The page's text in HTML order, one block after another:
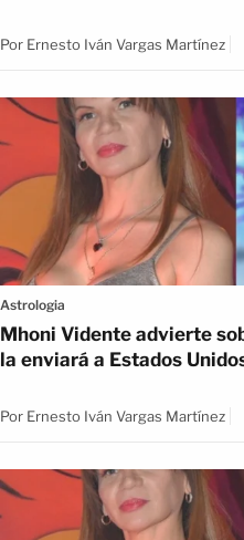
Por Ernesto Iván Vargas Martínez
Astrologia
Mhoni Vidente advierte
la enviará a Estados
Por Ernesto Iván Vargas Martínez